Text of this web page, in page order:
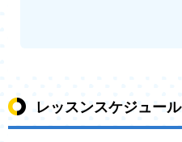
レッスンスケジュール